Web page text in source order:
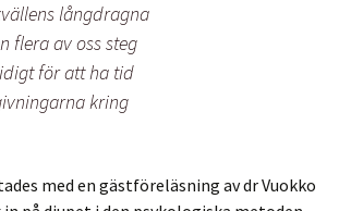
långdragna
flera av oss steg
för att ha tid
kring
med en gästföreläsning av dr Vuokko